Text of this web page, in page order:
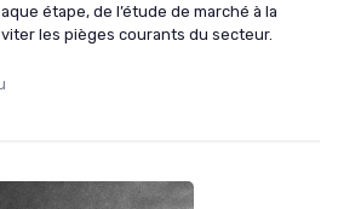
étape, de l’étude de marché à la
les pièges courants du secteur.